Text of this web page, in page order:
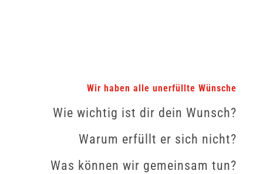
Wir haben alle unerfüllte Wünsche
Wie wichtig ist dir dein Wunsch?
Warum erfüllt er sich nicht?
Was können wir gemeinsam tun?